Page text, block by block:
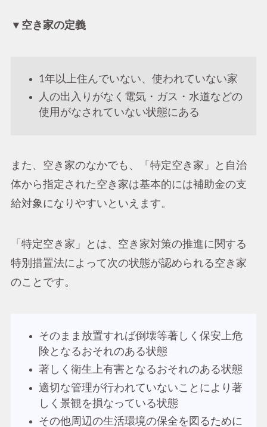
▼空き家の定義
1年以上住んでいない、使われていない家
人の出入りがなく電気・ガス・水道などの
使用がなされていない状態にある
また、空き家のなかでも、「特定空き家」と自治
体から指定された空き家は基本的には補助金の支
給対象になりやすいといえます。
「特定空き家」とは、空き家対策の推進に関する
特別措置法によって次の状態が認められる空き家
のことです。
そのまま放置すれば倒壊等著しく保安上危
険となるおそれのある状態
著しく衛生上有害となるおそれのある状態
適切な管理が行われていないことにより著
しく景観を損なっている状態
その他周辺の生活環境の保全を図るために